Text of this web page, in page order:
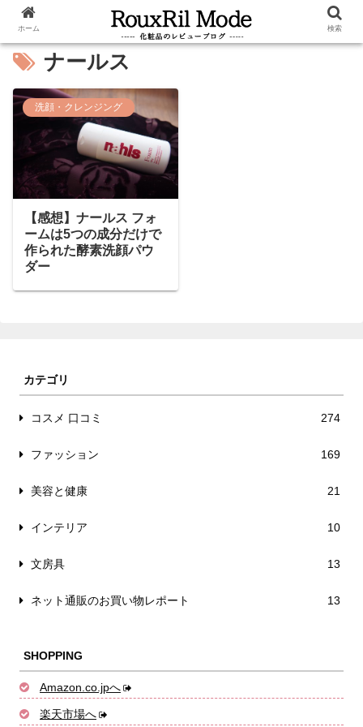
ナールス
洗顔・クレンジング
【感想】ナールス フォ
ームは5つの成分だけで
作られた酵素洗顔パウ
ダー
カテゴリ
コスメ 口コミ 274
ファッション 169
美容と健康 21
インテリア 10
文房具 13
ネット通販のお買い物レポート 13
SHOPPING
Amazon.co.jpへ
楽天市場へ
ホーム 検索